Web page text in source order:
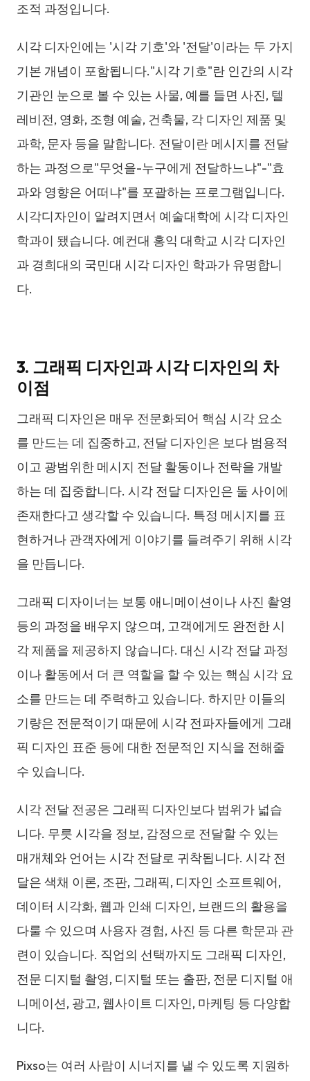
조적 과정입니다.
시각 디자인에는 '시각 기호'와 '전달'이라는 두 가지
기본 개념이 포함됩니다."시각 기호"란 인간의 시각
기관인 눈으로 볼 수 있는 사물, 예를 들면 사진, 텔
레비전, 영화, 조형 예술, 건축물, 각 디자인 제품 및
과학, 문자 등을 말합니다. 전달이란 메시지를 전달
하는 과정으로"무엇을-누구에게 전달하느냐"-"효
과와 영향은 어떠냐"를 포괄하는 프로그램입니다.
시각디자인이 알려지면서 예술대학에 시각 디자인
학과이 됐습니다. 예컨대 홍익 대학교 시각 디자인
과 경희대의 국민대 시각 디자인 학과가 유명합니
다.
3. 그래픽 디자인과 시각 디자인의 차
이점
그래픽 디자인은 매우 전문화되어 핵심 시각 요소
를 만드는 데 집중하고, 전달 디자인은 보다 범용적
이고 광범위한 메시지 전달 활동이나 전략을 개발
하는 데 집중합니다. 시각 전달 디자인은 둘 사이에
존재한다고 생각할 수 있습니다. 특정 메시지를 표
현하거나 관객자에게 이야기를 들려주기 위해 시각
을 만듭니다.
그래픽 디자이너는 보통 애니메이션이나 사진 촬영
등의 과정을 배우지 않으며, 고객에게도 완전한 시
각 제품을 제공하지 않습니다. 대신 시각 전달 과정
이나 활동에서 더 큰 역할을 할 수 있는 핵심 시각 요
소를 만드는 데 주력하고 있습니다. 하지만 이들의
기량은 전문적이기 때문에 시각 전파자들에게 그래
픽 디자인 표준 등에 대한 전문적인 지식을 전해줄
수 있습니다.
시각 전달 전공은 그래픽 디자인보다 범위가 넓습
니다. 무릇 시각을 정보, 감정으로 전달할 수 있는
매개체와 언어는 시각 전달로 귀착됩니다. 시각 전
달은 색채 이론, 조판, 그래픽, 디자인 소프트웨어,
데이터 시각화, 웹과 인쇄 디자인, 브랜드의 활용을
다룰 수 있으며 사용자 경험, 사진 등 다른 학문과 관
련이 있습니다. 직업의 선택까지도 그래픽 디자인,
전문 디지털 촬영, 디지털 또는 출판, 전문 디지털 애
니메이션, 광고, 웹사이트 디자인, 마케팅 등 다양합
니다.
Pixso는 여러 사람이 시너지를 낼 수 있도록 지원하